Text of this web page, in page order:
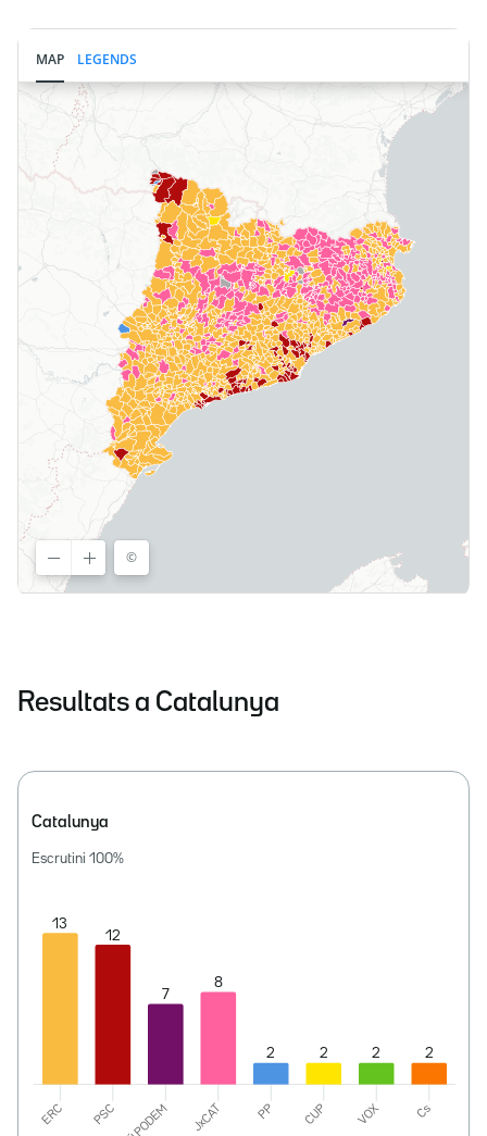
Resultats a Catalunya
Catalunya
Escrutini 100%